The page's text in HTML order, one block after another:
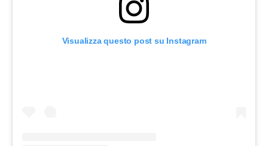
Visualizza questo post su Instagram